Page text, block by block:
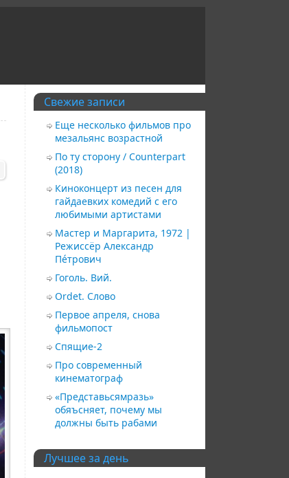
Свежие записи
Еще несколько фильмов про
мезальянс возрастной
По ту сторону / Counterpart
(2018)
Киноконцерт из песен для
гайдаевких комедий с его
любимыми артистами
Мастер и Маргарита, 1972 |
Режиссёр Александр
Пéтрович
Гоголь. Вий.
Ordet. Слово
Первое апреля, снова
фильмопост
Спящие-2
Про современный
кинематограф
«Представьсямразь»
обяъсняет, почему мы
должны быть рабами
Лучшее за день